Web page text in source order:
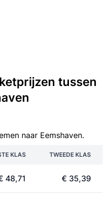
tussen
naar Eemshaven.
KLAS TWEEDE KLAS
48,71 € 35,39